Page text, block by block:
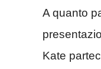
A quanto
Kate